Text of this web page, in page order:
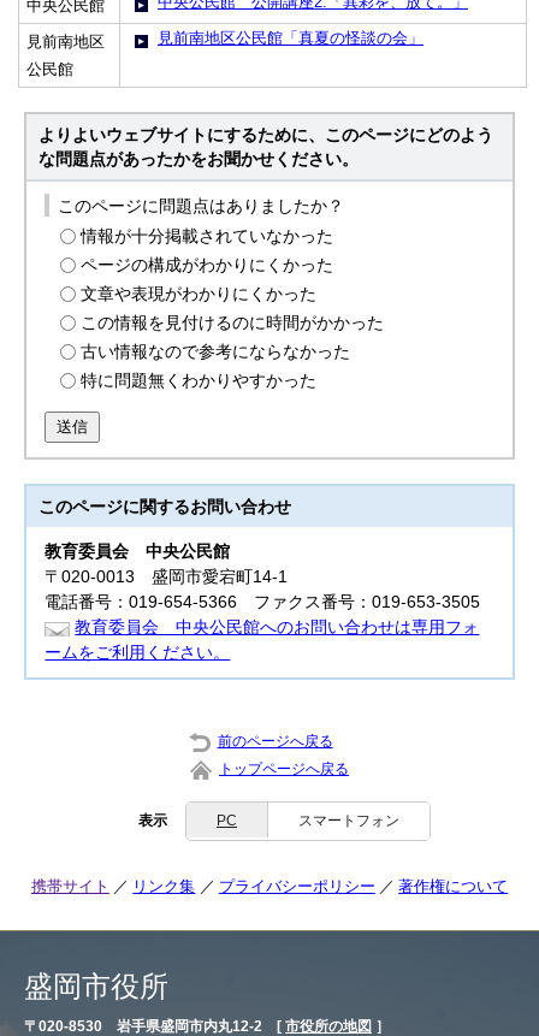
中央公民館
見前南地区
公民館
見前南地区公民館「真夏の怪談の会」
よりよいウェブサイトにするために、このページにどのよう
な問題点があったかをお聞かせください。
このページに問題点はありましたか？
情報が十分掲載されていなかった
ページの構成がわかりにくかった
文章や表現がわかりにくかった
この情報を見付けるのに時間がかかった
古い情報なので参考にならなかった
特に問題無くわかりやすかった
送信
このページに関するお問い合わせ
教育委員会中央公民館
〒020-0013 盛岡市愛宕町14-1
電話番号：019-654-5366 ファクス番号：019-653-3505
教育委員会 中央公民館へのお問い合わせは専用フォ
ームをご利用ください。
前のページへ戻る
トップページへ戻る
表示 PC スマートフォン
携帯サイト リンク集 プライバシーポリシー 著作権について
盛岡市役所
〒020-8530 岩手県盛岡市内丸12-2 [ 市役所の地図 ］